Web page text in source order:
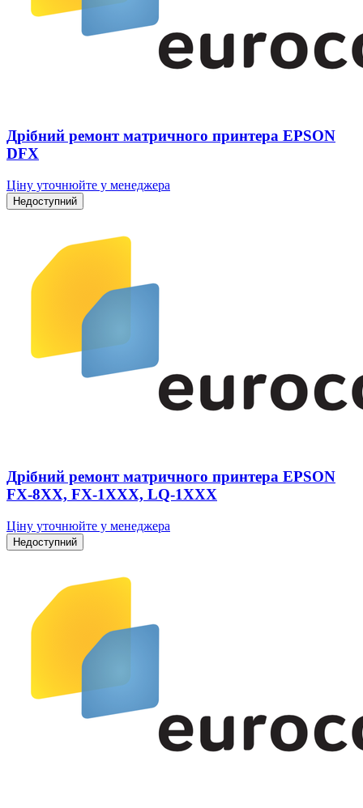
Дрібний ремонт матричного принтера EPSON
DFX
Ціну уточнюйте у менеджера
Недоступний
Дрібний ремонт матричного принтера EPSON
FX-8XX, FX-1XXX, LQ-1XXX
Ціну уточнюйте у менеджера
Недоступний